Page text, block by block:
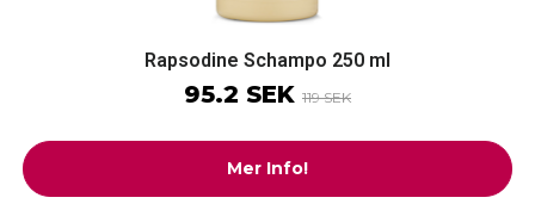
Rapsodine Schampo 250 ml
95.2 SEK 119 SEK
Mer Info!